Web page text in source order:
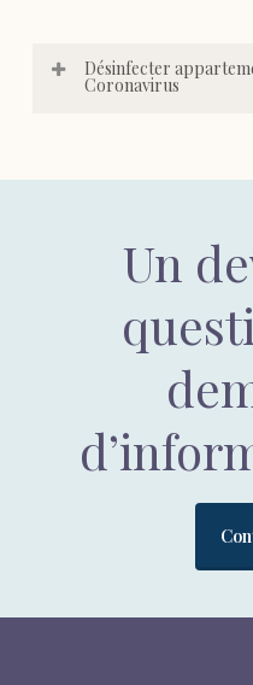
Désinfecter
Coronavirus
Un